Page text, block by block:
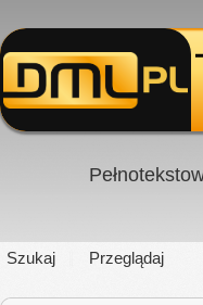
Szukaj Przeglądaj